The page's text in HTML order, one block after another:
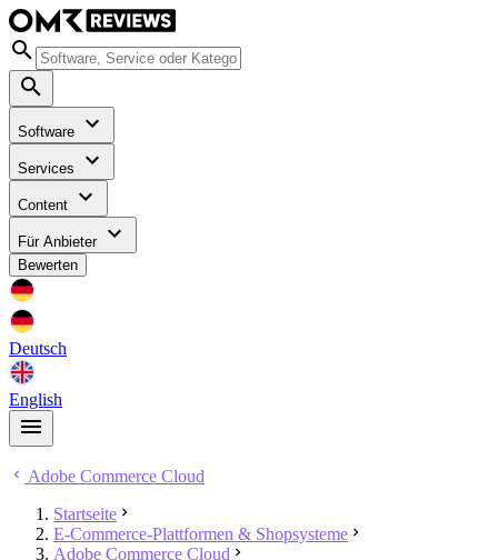
Software
Services
Content
Für Anbieter
Bewerten
Deutsch
English
Adobe Commerce Cloud
Startseite
E-Commerce-Plattformen & Shopsysteme
Adobe Commerce Cloud